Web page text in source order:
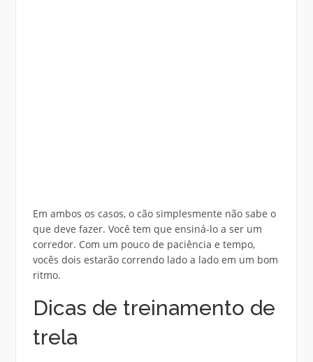
Em ambos os casos, o cão simplesmente não sabe o
que deve fazer. Você tem que ensiná-lo a ser um
corredor. Com um pouco de paciência e tempo,
vocês dois estarão correndo lado a lado em um bom
ritmo.
Dicas de treinamento de
trela